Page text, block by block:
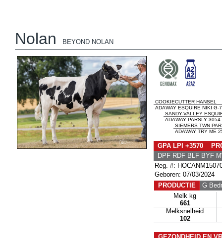
Nolan BEYOND NOLAN
COOKIECUTTER HANSEL
ADAWAY ESQUIRE NIKI G-
SANDY-VALLEY
ADAWAY PARSLY
SIEMERS TWN
ADAWAY TRY ME
GPA LPI +3570
DPF RDF BLF BYF
Reg. #:
Geboren: 07/03/2024
PRODUCTIE
G
Melk kg
661
Melksnelheid
102